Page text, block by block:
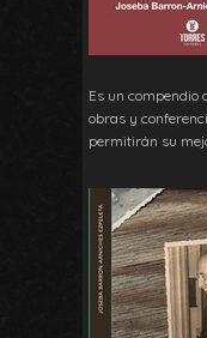
Es un compendio
obras y
permitirán su